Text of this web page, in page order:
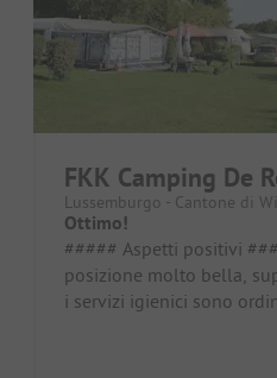
FKK Camping De
Lussemburgo - Cantone di
Ottimo!
##### Aspetti positivi #####
posizione molto bella,
i servizi igienici sono